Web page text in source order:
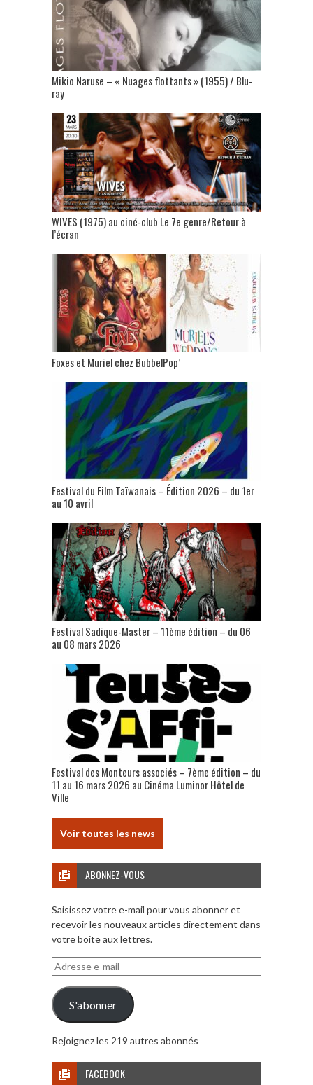
Mikio Naruse – « Nuages flottants » (1955) / Blu-
ray
WIVES (1975) au ciné-club Le 7e genre/Retour à
l’écran
Foxes et Muriel chez BubbelPop’
Festival du Film Taïwanais – Édition 2026 – du 1er
au 10 avril
Festival Sadique-Master – 11ème édition – du 06
au 08 mars 2026
Festival des Monteurs associés – 7ème édition – du
11 au 16 mars 2026 au Cinéma Luminor Hôtel de
Ville
Voir toutes les news
ABONNEZ-VOUS
Saisissez votre e-mail pour vous abonner et
recevoir les nouveaux articles directement dans
votre boite aux lettres.
Adresse
e-
mail
S'abonner
Rejoignez les 219 autres abonnés
FACEBOOK